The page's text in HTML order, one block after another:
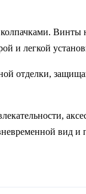
и легкой
отделки,
вид